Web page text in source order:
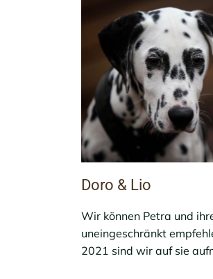
Doro & Lio
Wir können Petra und
uneingeschränkt
2021 sind wir auf sie